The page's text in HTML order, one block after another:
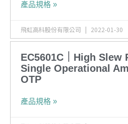
產品規格 »
飛虹高科股份有限公司 2022-01-30
EC5601C｜High Slew
Single Operational
OTP
產品規格 »